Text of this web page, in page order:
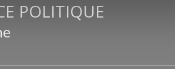
POLITIQUE